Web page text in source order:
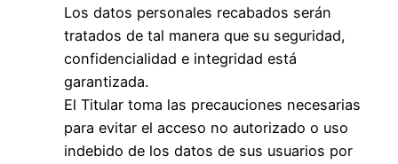
Los datos personales recabados serán
tratados de tal manera que su seguridad,
confidencialidad e integridad está
garantizada.
El Titular toma las precauciones necesarias
para evitar el acceso no autorizado o uso
indebido de los datos de sus usuarios por